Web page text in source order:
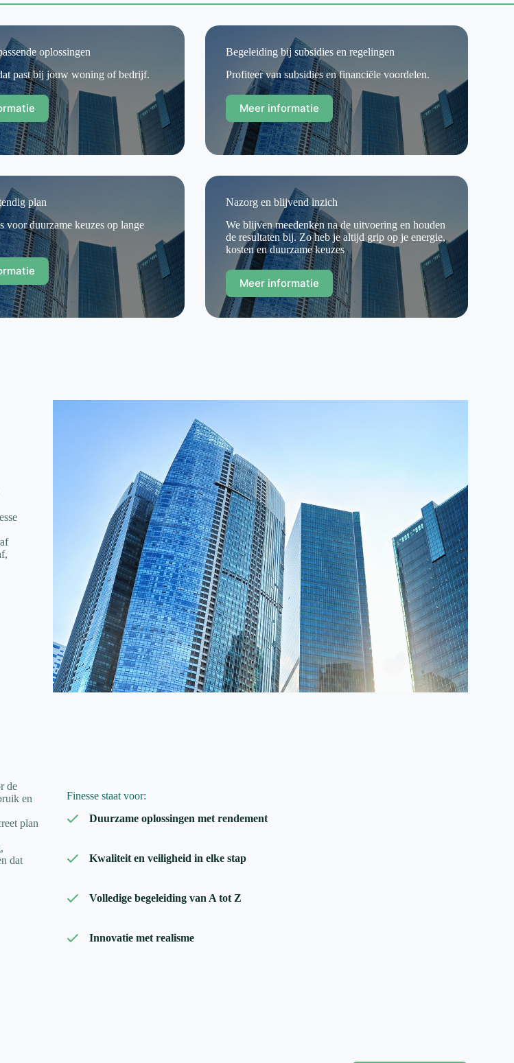
oplossingen
past bij jouw woning of bedrijf.
Begeleiding bij subsidies en regelingen
Profiteer van subsidies en financiële voordelen.
Meer informatie
plan
voor duurzame keuzes op lange
Nazorg en blijvend inzich
We blijven meedenken na de uitvoering en houden
de resultaten bij. Zo heb je altijd grip op je energie,
kosten en duurzame keuzes
Meer informatie
de
en
plan
dat
Finesse staat voor:
Duurzame oplossingen met rendement
Kwaliteit en veiligheid in elke stap
Volledige begeleiding van A tot Z
Innovatie met realisme